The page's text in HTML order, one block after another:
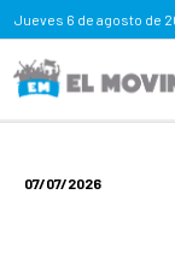
Jueves 6 de agosto de
07/07/2026